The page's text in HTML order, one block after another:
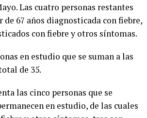
Las cuatro personas restantes
67 años diagnosticada con fiebre,
con fiebre y otros síntomas.
en estudio que se suman a las
de 35.
las cinco personas que se
en estudio, de las cuales